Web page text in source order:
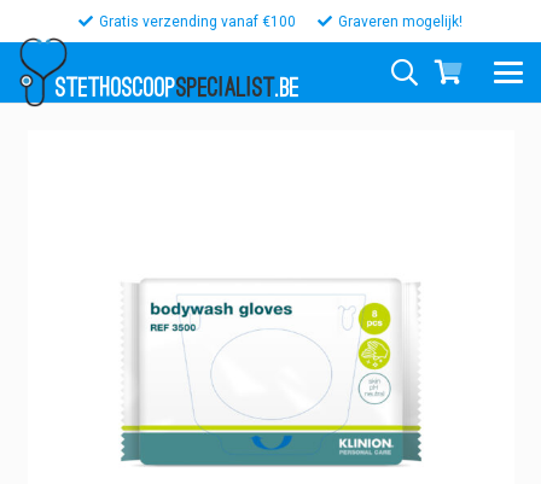
Gratis verzending vanaf €100 Graveren mogelijk!
STETHOSCOOPSPECIALIST.BE